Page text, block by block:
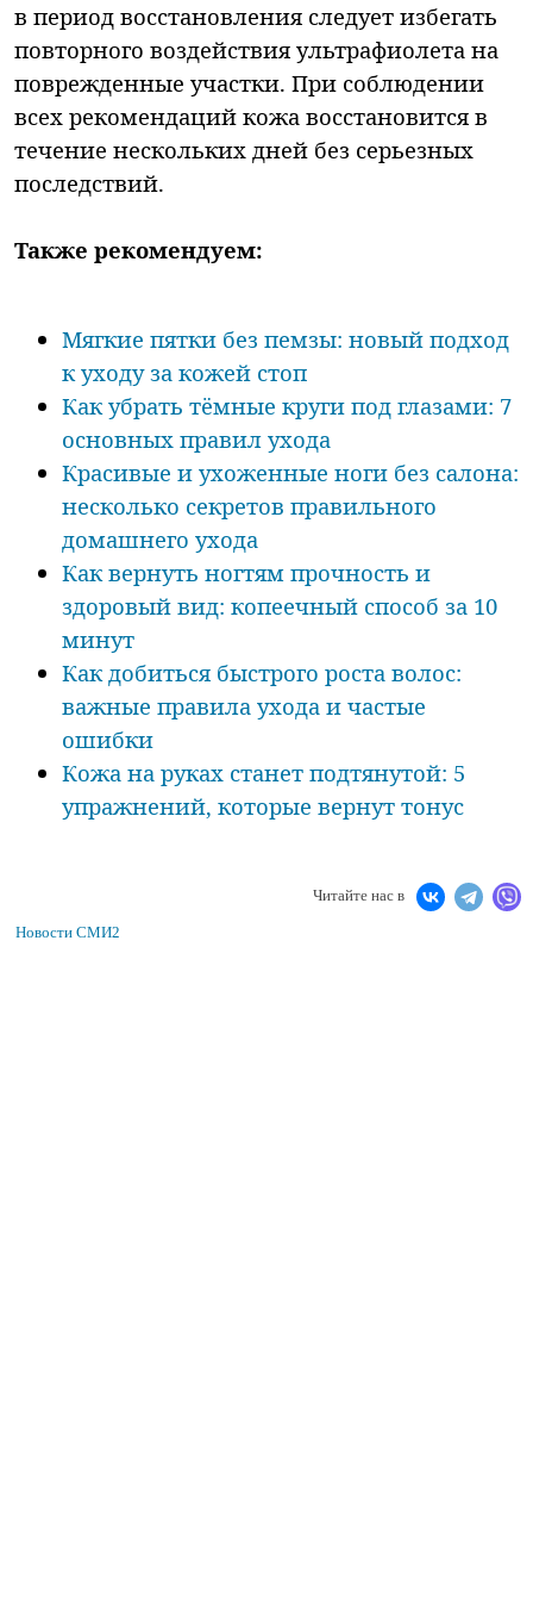
в период восстановления следует избегать
повторного воздействия ультрафиолета на
поврежденные участки. При соблюдении
всех рекомендаций кожа восстановится в
течение нескольких дней без серьезных
последствий.
Также рекомендуем:
Мягкие пятки без пемзы: новый подход
к уходу за кожей стоп
Как убрать тёмные круги под глазами: 7
основных правил ухода
Красивые и ухоженные ноги без салона:
несколько секретов правильного
домашнего ухода
Как вернуть ногтям прочность и
здоровый вид: копеечный способ за 10
минут
Как добиться быстрого роста волос:
важные правила ухода и частые
ошибки
Кожа на руках станет подтянутой: 5
упражнений, которые вернут тонус
Читайте нас в
Новости СМИ2